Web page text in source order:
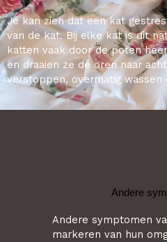
Je kan zien dat een kat
van de kat. Bij elke kat is dit
katten vaak door de poten
en draaien ze de oren naar
verstoppen, overmatig wassen
Andere
Andere symptomen
markeren van hun